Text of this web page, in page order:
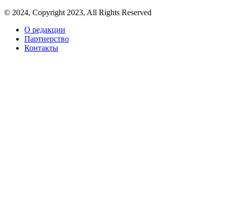
© 2024, Copyright 2023, All Rights Reserved
О редакции
Партнерство
Контакты